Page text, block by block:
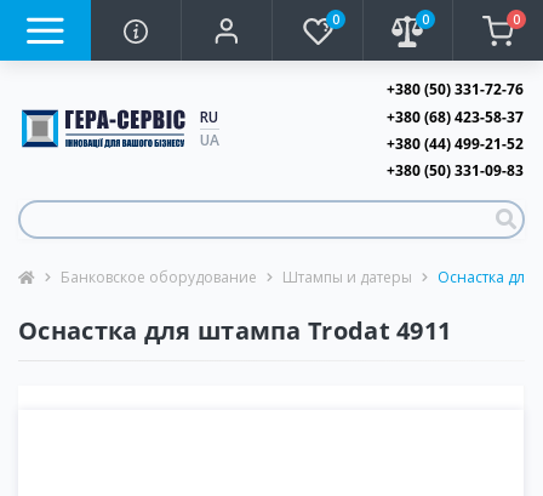
0 0 0
RU
UA
+380 (50) 331-72-76
+380 (68) 423-58-37
+380 (44) 499-21-52
+380 (50) 331-09-83
Банковское оборудование Штампы и датеры Оснастка
Оснастка для штампа Trodat 4911